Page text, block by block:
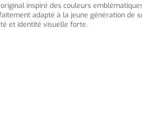
inspiré des couleurs
adapté à la jeune génération de
et identité visuelle forte.